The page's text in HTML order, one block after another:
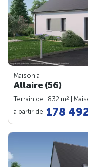
Maison à
Allaire (56)
Terrain de : 832 m2 |
à partir de 178